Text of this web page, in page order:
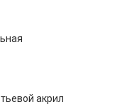
акрил